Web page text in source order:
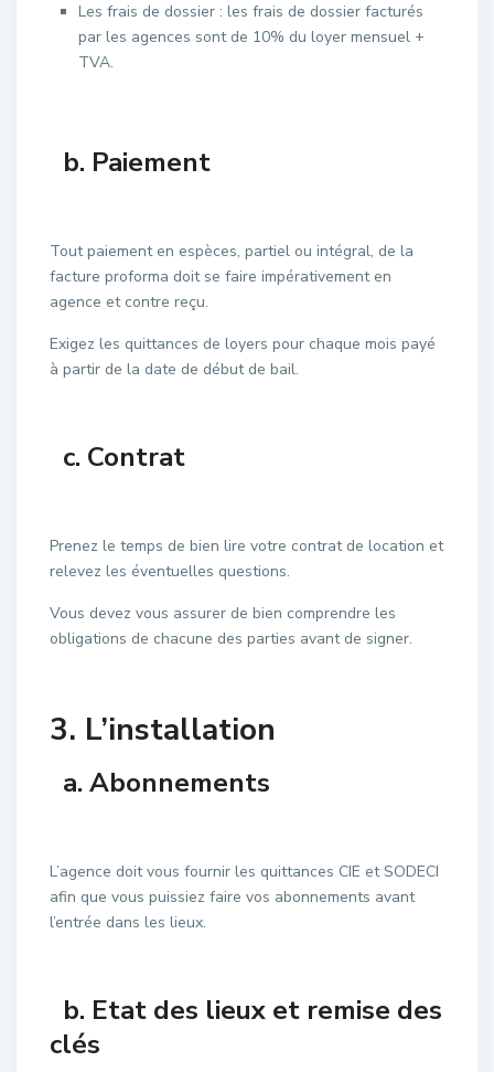
Les frais de dossier : les frais de dossier facturés
par les agences sont de 10% du loyer mensuel +
TVA.
b. Paiement
Tout paiement en espèces, partiel ou intégral, de la
facture proforma doit se faire impérativement en
agence et contre reçu.
Exigez les quittances de loyers pour chaque mois payé
à partir de la date de début de bail.
c. Contrat
Prenez le temps de bien lire votre contrat de location et
relevez les éventuelles questions.
Vous devez vous assurer de bien comprendre les
obligations de chacune des parties avant de signer.
3. L’installation
a. Abonnements
L’agence doit vous fournir les quittances CIE et SODECI
afin que vous puissiez faire vos abonnements avant
l’entrée dans les lieux.
b. Etat des lieux et remise des
clés